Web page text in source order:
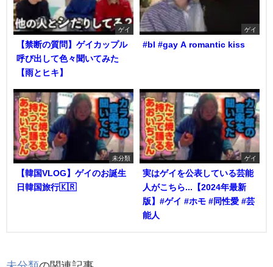
ゲイ
【禁断の質問】ゲイカップル
呼び出して色々聞いてみた
【雨とヒキ】
ゲイ
#bl #gay A romantic kiss
未分類
【韓国VLOG】ゲイのお誕生
日韓国旅行🇰🇷
ゲイ
実はゲイを公表している芸能
人がこちら...【2024年最新
版】#ゲイ #ホモ #同性愛 #芸
能人